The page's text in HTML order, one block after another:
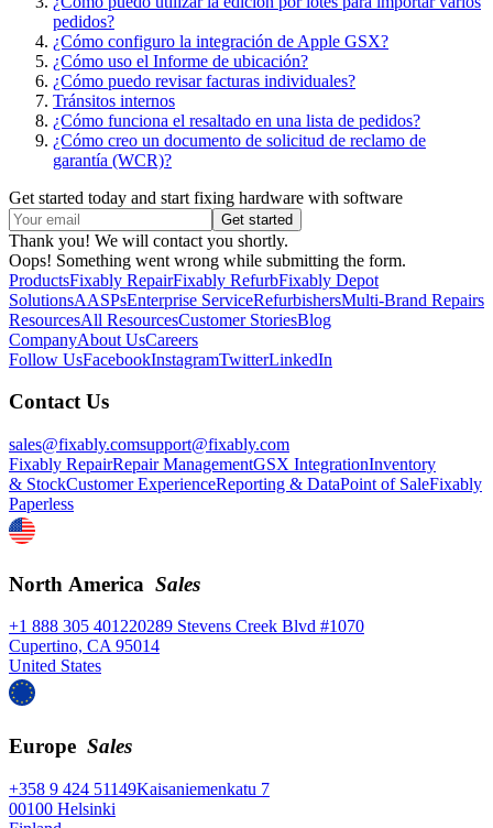
pedidos?
¿Cómo configuro la integración de Apple GSX?
¿Cómo uso el Informe de ubicación?
¿Cómo puedo revisar facturas individuales?
Tránsitos internos
¿Cómo funciona el resaltado en una lista de pedidos?
¿Cómo creo un documento de solicitud de reclamo de
garantía (WCR)?
Get started today and start fixing hardware with software
Thank you! We will contact you shortly.
Oops! Something went wrong while submitting the form.
ProductsFixably RepairFixably RefurbFixably Depot
SolutionsAASPsEnterprise ServiceRefurbishersMulti-Brand Repairs
ResourcesAll ResourcesCustomer StoriesBlog
CompanyAbout UsCareers
Follow UsFacebookInstagramTwitterLinkedIn
Contact Us
sales@fixably.comsupport@fixably.com
Fixably RepairRepair ManagementGSX IntegrationInventory
& StockCustomer ExperienceReporting & DataPoint of SaleFixably
Paperless
North America Sales
+1 888 305 401220289 Stevens Creek Blvd #1070
Cupertino, CA 95014
United States
Europe Sales
+358 9 424 51149Kaisaniemenkatu 7
00100 Helsinki